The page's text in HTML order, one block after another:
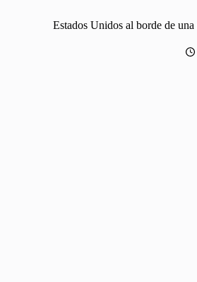
Estados Unidos al borde de